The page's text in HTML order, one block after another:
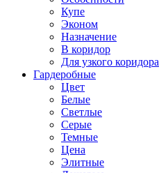
Купе
Эконом
Назначение
В коридор
Для узкого коридора
Гардеробные
Цвет
Белые
Светлые
Серые
Темные
Цена
Элитные